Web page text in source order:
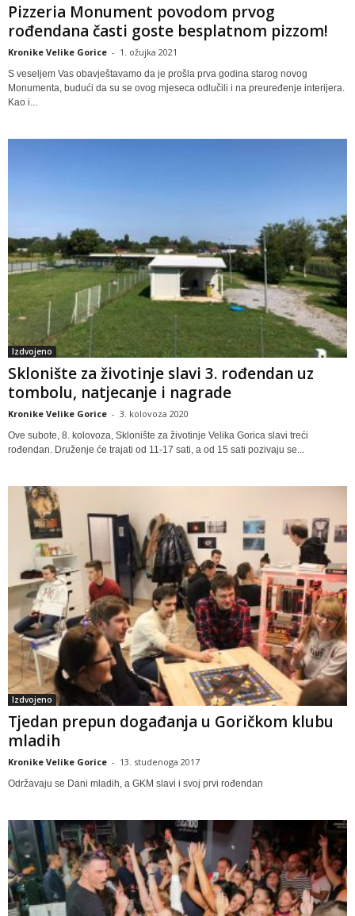
Pizzeria Monument povodom prvog
rođendana časti goste besplatnom pizzom!
Kronike Velike Gorice - 1. ožujka 2021
S veseljem Vas obavještavamo da je prošla prva godina starog novog
Monumenta, budući da su se ovog mjeseca odlučili i na preuređenje interijera.
Kao i...
Izdvojeno
Sklonište za životinje slavi 3. rođendan uz
tombolu, natjecanje i nagrade
Kronike Velike Gorice - 3. kolovoza 2020
Ove subote, 8. kolovoza, Sklonište za životinje Velika Gorica slavi treći
rođendan. Druženje će trajati od 11-17 sati, a od 15 sati pozivaju se...
Izdvojeno
Tjedan prepun događanja u Goričkom klubu
mladih
Kronike Velike Gorice - 13. studenoga 2017
Održavaju se Dani mladih, a GKM slavi i svoj prvi rođendan